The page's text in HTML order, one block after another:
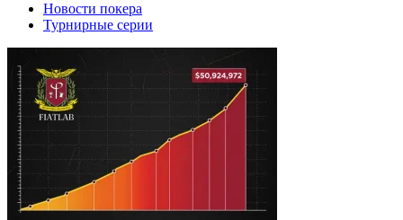
Новости покера
Турнирные серии